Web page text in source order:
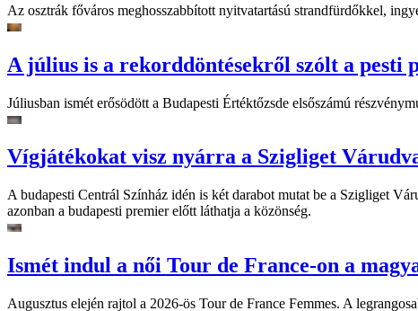
Az osztrák főváros meghosszabbított nyitvatartású strandfürdőkkel,
A július is a rekorddöntésekről szólt a pesti
Júliusban ismét erősödött a Budapesti Értéktőzsde elsőszámú
Vígjátékokat visz nyárra a Szigliget
A budapesti Centrál Színház idén is két darabot mutat be a Szigliget
azonban a budapesti premier előtt láthatja a közönség.
Ismét indul a női Tour de France-on a
Augusztus elején rajtol a 2026-ös Tour de France Femmes. A